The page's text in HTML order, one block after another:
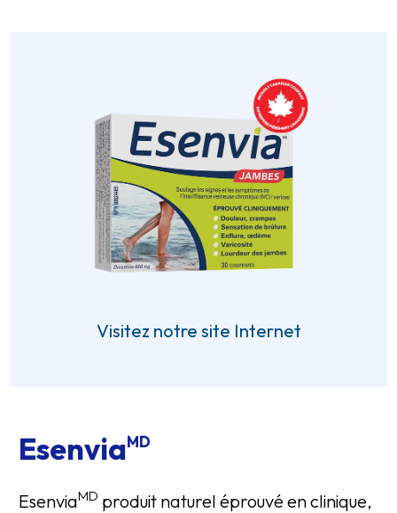
Visitez notre site Internet
EsenviaMD
EsenviaMD produit naturel éprouvé en clinique,